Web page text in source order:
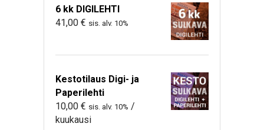
6 kk DIGILEHTI
41,00 € sis. alv. 10%
Kestotilaus Digi- ja
Paperilehti
10,00 € sis. alv. 10% /
kuukausi